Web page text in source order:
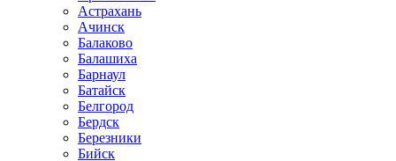
Астрахань
Ачинск
Балаково
Балашиха
Барнаул
Батайск
Белгород
Бердск
Березники
Бийск